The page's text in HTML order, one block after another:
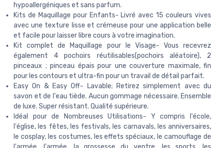
hypoallergéniques et sans parfum.
Kits de Maquillage pour Enfants- Livré avec 15 couleurs vives
avec une texture lisse et crémeuse pour une application belle
et facile pour laisser libre cours à votre imagination.
Kit complet de Maquillage pour le Visage- Vous recevrez
également 4 pochoirs réutilisables(pochoirs aléatoire), 2
pinceaux ; pinceau épais pour une couverture maximale, fin
pour les contours et ultra-fin pour un travail de détail parfait.
Easy On & Easy Off- Lavable; Retirez simplement avec du
savon et de l'eau tiède. Aucun gommage nécessaire. Ensemble
de luxe. Super résistant. Qualité supérieure.
Idéal pour de Nombreuses Utilisations- Y compris l'école,
l'église, les fêtes, les festivals, les carnavals, les anniversaires,
le cosplay, les costumes, les effets spéciaux, le camouflage de